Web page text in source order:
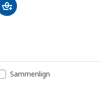
Sammenlign